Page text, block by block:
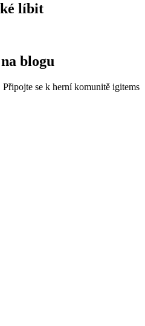
líbit
blogu
Připojte se k herní komunitě igitems